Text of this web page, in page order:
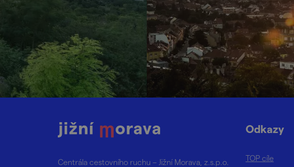
Centrála cestovního ruchu – Jižní Morava, z.s.p.o.
Odkazy
TOP cíle